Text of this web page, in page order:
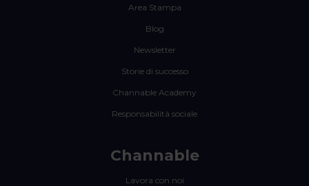
Area Stampa
Blog
Newsletter
Storie di successo
Channable Academy
Responsabilità sociale
Channable
Lavora con noi